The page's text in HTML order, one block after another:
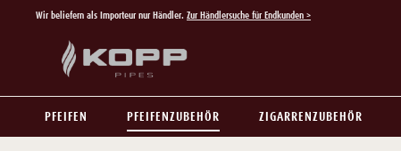
Hauptinhalt springen
Zur Suche springen
Zur Hauptnavigation springen
Wir beliefern als Importeur nur Händler. Zur Händlersuche für Endkunden >
PFEIFEN PFEIFENZUBEHÖR ZIGARRENZUBEHÖR